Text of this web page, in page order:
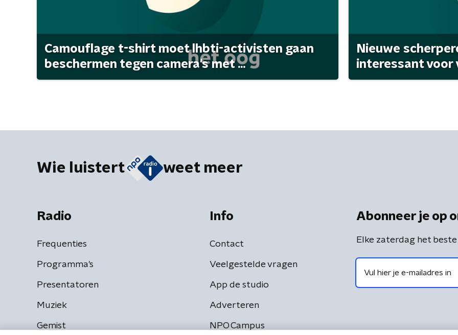
Camouflage t-shirt moet lhbti-activisten gaan
beschermen tegen camera's met ...
Nieuwe
interessant voor
Wie luistert weet meer
Radio
Frequenties
Programma's
Presentatoren
Muziek
Gemist
Info
Contact
Veelgestelde vragen
App de studio
Adverteren
NPO Campus
Abonneer je op
Elke zaterdag het beste